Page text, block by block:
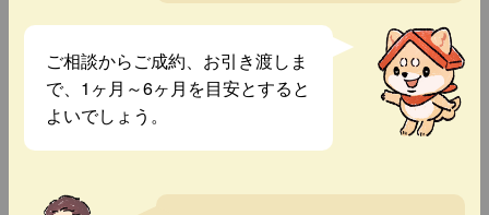
ご相談からご成約、お引き渡しま
で、1ヶ月～6ヶ月を目安とすると
よいでしょう。